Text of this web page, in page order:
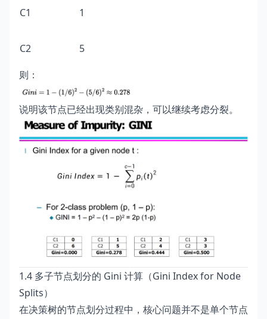
C1 1
C2
5
则：
说明该节点已经出现类别混杂，可以继续考虑分裂。
1.4 多子节点划分的 Gini 计算（Gini Index for Node
Splits）
在决策树的节点划分过程中，核心问题并不是单个节点